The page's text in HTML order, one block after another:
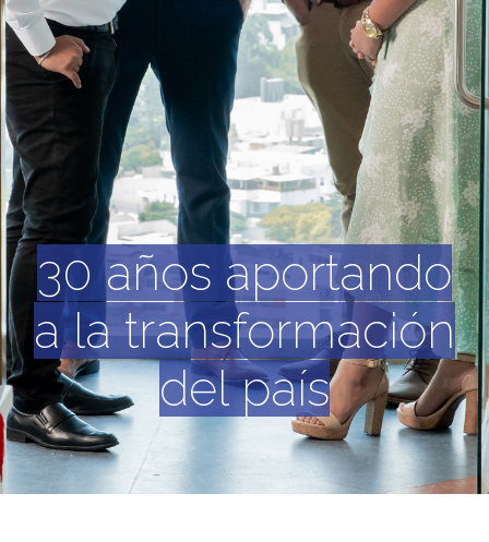
30 años aportando
a la transformación
del país